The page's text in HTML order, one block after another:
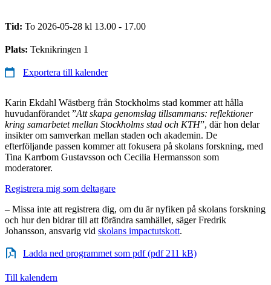
Tid: To 2026-05-28 kl 13.00 - 17.00
Plats: Teknikringen 1
Exportera till kalender
Karin Ekdahl Wästberg från Stockholms stad kommer att hålla
huvudanförandet ”Att skapa genomslag tillsammans: reflektioner
kring samarbetet mellan Stockholms stad och KTH”, där hon delar
insikter om samverkan mellan staden och akademin. De
efterföljande passen kommer att fokusera på skolans forskning, med
Tina Karrbom Gustavsson och Cecilia Hermansson som
moderatorer.
Registrera mig som deltagare
– Missa inte att registrera dig, om du är nyfiken på skolans forskning
och hur den bidrar till att förändra samhället, säger Fredrik
Johansson, ansvarig vid skolans impactutskott.
Ladda ned programmet som pdf (pdf 211 kB)
Till kalendern